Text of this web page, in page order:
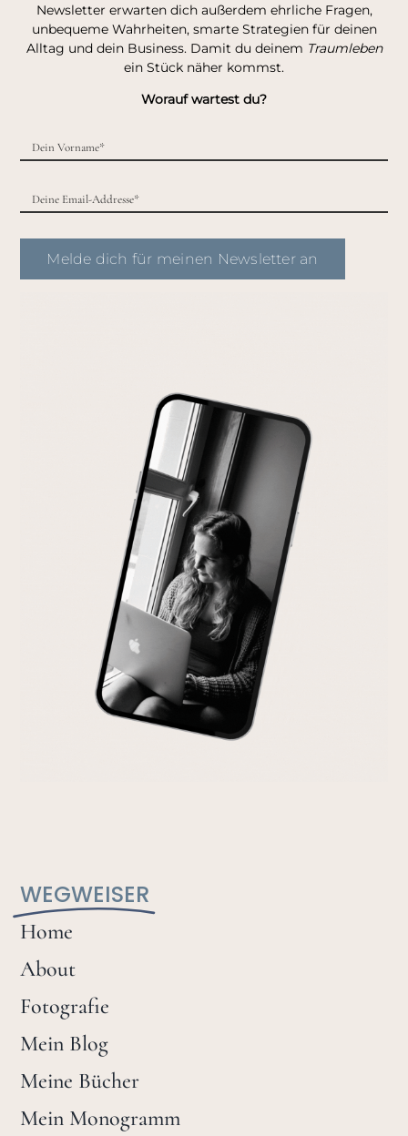
WEGWEISER
Home
About
Fotografie
Mein Blog
Meine Bücher
Mein Monogramm
Newsletter erwarten dich außerdem ehrliche Fragen,
unbequeme Wahrheiten, smarte Strategien für deinen
Alltag und dein Business. Damit du deinem Traumleben
ein Stück näher kommst.
Worauf wartest du?
Melde dich für meinen Newsletter an